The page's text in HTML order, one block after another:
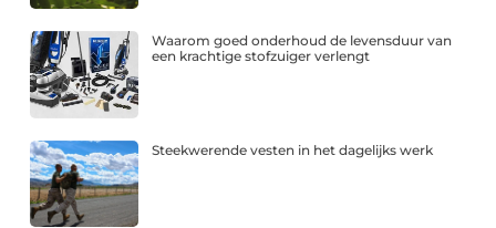
Waarom goed onderhoud de levensduur van
een krachtige stofzuiger verlengt
Steekwerende vesten in het dagelijks werk